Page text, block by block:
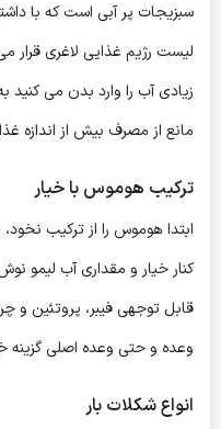
سبزیجات پر آبی است که با
لیست رژیم غذایی لاغری قرار
زیادی آب را وارد بدن می
مانع از مصرف بیش از اندازه
ترکیب هوموس با خیار
ابتدا هوموس را از ترکیب
کنار خیار و مقداری آب لیمو
قابل توجهی فیبر، پروتئین و
وعده و حتی وعده اصلی
انواع شکلات بار